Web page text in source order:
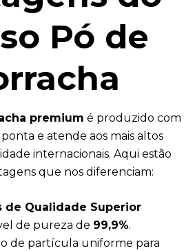
Pó de
premium é produzido com
e atende aos mais altos
internacionais. Aqui estão
que nos diferenciam:
de Qualidade Superior
de pureza de 99,9%.
de partícula uniforme para